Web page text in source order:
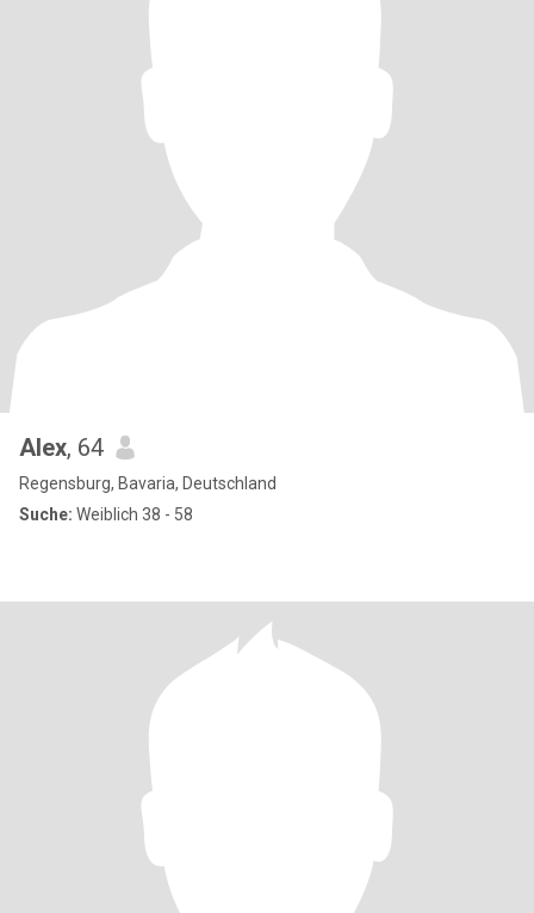
Alex, 64
Regensburg, Bavaria, Deutschland
Suche: Weiblich 38 - 58